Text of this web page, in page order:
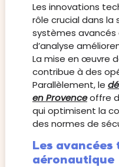
Les innovations
rôle crucial dans la
systèmes
d’analyse
La mise en œuvre
contribue à des
Parallèlement, le
en Provenceoffre
qui optimisent la
des normes de
Les
aéronautique